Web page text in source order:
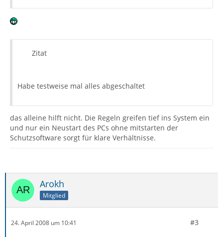
Zitat
Habe testweise mal alles abgeschaltet
das alleine hilft nicht. Die Regeln greifen tief ins System ein
und nur ein Neustart des PCs ohne mitstarten der
Schutzsoftware sorgt für klare Verhältnisse.
Arokh
Mitglied
24. April 2008 um 10:41 #3